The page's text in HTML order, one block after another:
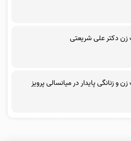
دکتر علی شریعتی
و زنانگی پایدار در میانسالی پرویز